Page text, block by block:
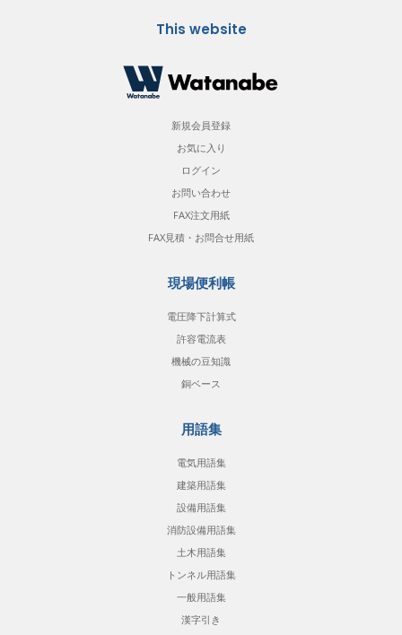
This website
新規会員登録
お気に入り
ログイン
お問い合わせ
FAX注文用紙
FAX見積・お問合せ用紙
現場便利帳
電圧降下計算式
許容電流表
機械の豆知識
銅ベース
用語集
電気用語集
建築用語集
設備用語集
消防設備用語集
土木用語集
トンネル用語集
一般用語集
漢字引き